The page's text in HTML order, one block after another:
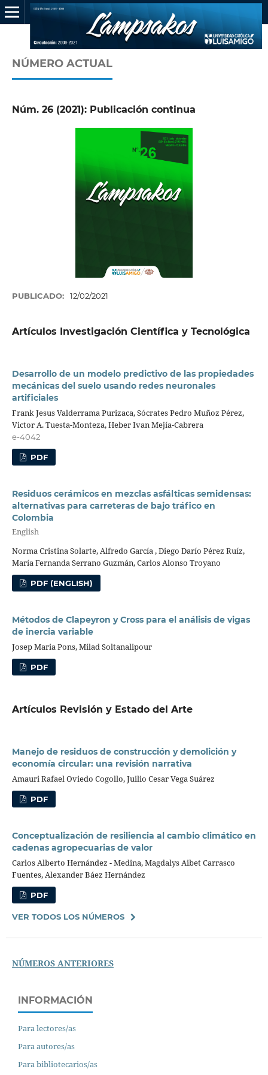
NÚMERO ACTUAL
Núm. 26 (2021): Publicación continua
PUBLICADO: 12/02/2021
Artículos Investigación Científica y Tecnológica
Desarrollo de un modelo predictivo de las propiedades
mecánicas del suelo usando redes neuronales
artificiales
Frank Jesus Valderrama Purizaca, Sócrates Pedro Muñoz Pérez,
Victor A. Tuesta-Monteza, Heber Ivan Mejía-Cabrera
e-4042
PDF
Residuos cerámicos en mezclas asfálticas semidensas:
alternativas para carreteras de bajo tráfico en
Colombia
English
Norma Cristina Solarte, Alfredo García , Diego Darío Pérez Ruíz,
María Fernanda Serrano Guzmán, Carlos Alonso Troyano
PDF (ENGLISH)
Métodos de Clapeyron y Cross para el análisis de vigas
de inercia variable
Josep Maria Pons, Milad Soltanalipour
PDF
Artículos Revisión y Estado del Arte
Manejo de residuos de construcción y demolición y
economía circular: una revisión narrativa
Amauri Rafael Oviedo Cogollo, Juilio Cesar Vega Suárez
PDF
Conceptualización de resiliencia al cambio climático en
cadenas agropecuarias de valor
Carlos Alberto Hernández - Medina, Magdalys Aibet Carrasco
Fuentes, Alexander Báez Hernández
PDF
VER TODOS LOS NÚMEROS
NÚMEROS ANTERIORES
INFORMACIÓN
Para lectores/as
Para autores/as
Para bibliotecarios/as